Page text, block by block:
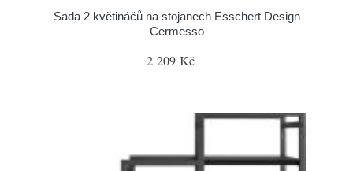
Sada 2 květináčů na stojanech Esschert Design
Cermesso
2 209 Kč